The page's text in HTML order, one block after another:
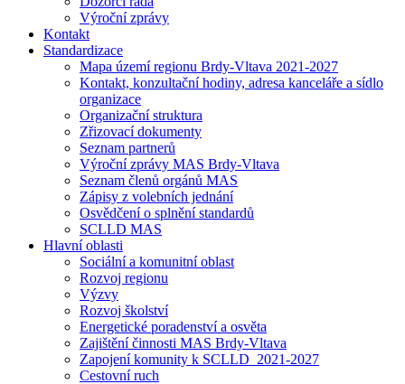
Výroční zprávy
Kontakt
Standardizace
Mapa území regionu Brdy-Vltava 2021-2027
Kontakt, konzultační hodiny, adresa kanceláře a sídlo
organizace
Organizační struktura
Zřizovací dokumenty
Seznam partnerů
Výroční zprávy MAS Brdy-Vltava
Seznam členů orgánů MAS
Zápisy z volebních jednání
Osvědčení o splnění standardů
SCLLD MAS
Hlavní oblasti
Sociální a komunitní oblast
Rozvoj regionu
Výzvy
Rozvoj školství
Energetické poradenství a osvěta
Zajištění činnosti MAS Brdy-Vltava
Zapojení komunity k SCLLD_2021-2027
Cestovní ruch